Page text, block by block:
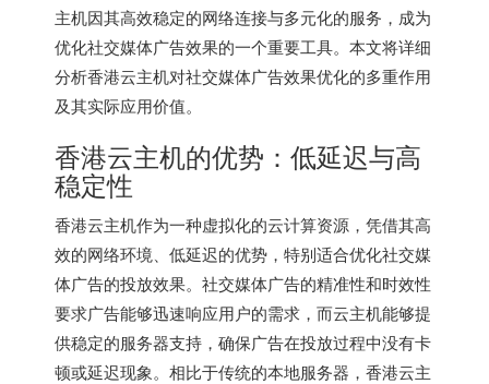
主机因其高效稳定的网络连接与多元化的服务，成为
优化社交媒体广告效果的一个重要工具。本文将详细
分析香港云主机对社交媒体广告效果优化的多重作用
及其实际应用价值。
香港云主机的优势：低延迟与高
稳定性
香港云主机作为一种虚拟化的云计算资源，凭借其高
效的网络环境、低延迟的优势，特别适合优化社交媒
体广告的投放效果。社交媒体广告的精准性和时效性
要求广告能够迅速响应用户的需求，而云主机能够提
供稳定的服务器支持，确保广告在投放过程中没有卡
顿或延迟现象。相比于传统的本地服务器，香港云主